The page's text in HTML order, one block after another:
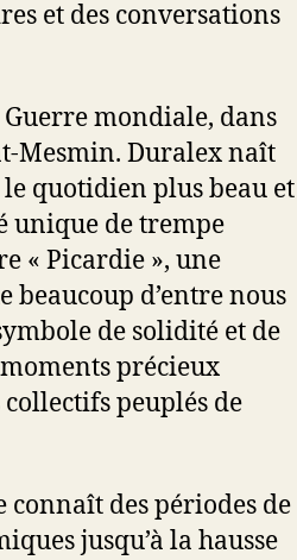
et des conversations
Guerre mondiale, dans
Mesmin. Duralex naît
quotidien plus beau et
unique de trempe
« Picardie », une
d’entre nous
de solidité et de
précieux
collectifs peuplés de
connaît des périodes de
jusqu’à la hausse